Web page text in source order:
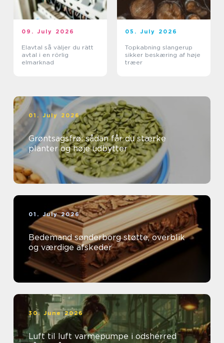
09. July 2026
Elavtal så väljer du rätt
avtal i en rörlig
elmarknad
05. July 2026
Topkabning slangerup
sikker beskæring af høje
træer
01. July 2026
Grøntsagsfrø: sådan får du stærke
planter og høje udbytter
01. July 2026
Bedemand sønderborg støtte, overblik
og værdige afskeder
30. June 2026
Luft til luft varmepumpe i odsherred